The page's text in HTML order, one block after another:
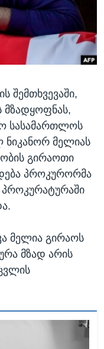
შემთხვევაში,
მზადყოფნას,
სასამართლოს
მელიას
გირაოთი
პროკურორმა
მელია გირაოს
მზად არის